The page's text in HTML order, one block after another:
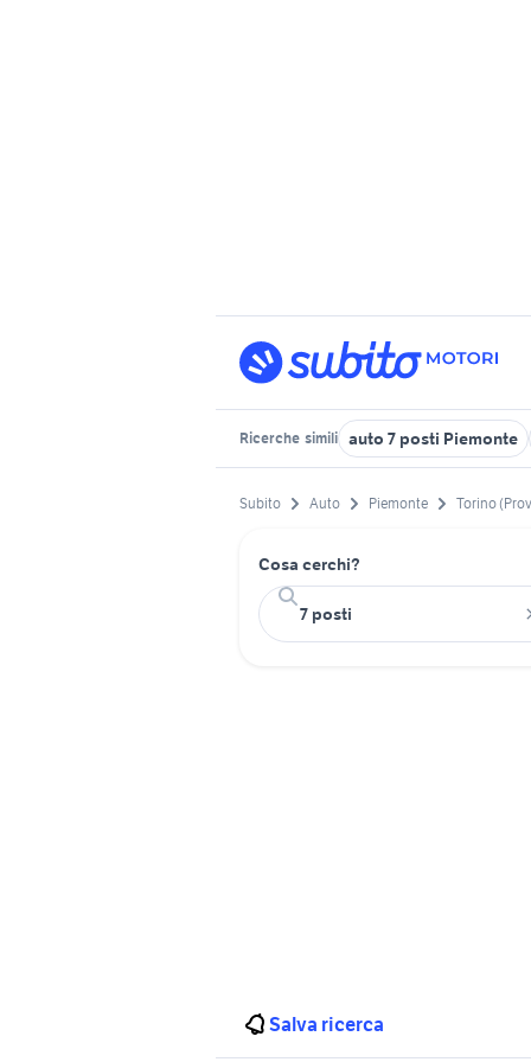
Ricerche simili auto 7 posti Piemonte
Subito Auto Piemonte Torino
Cosa cerchi?
Salva ricerca